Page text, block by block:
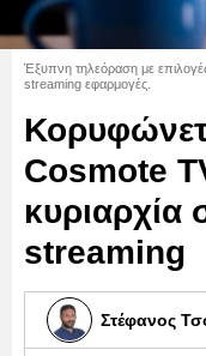
Έξυπνη τηλεόραση με
streaming εφαρμογές.
Cosmote
κυριαρχία
streaming
Στέφανος